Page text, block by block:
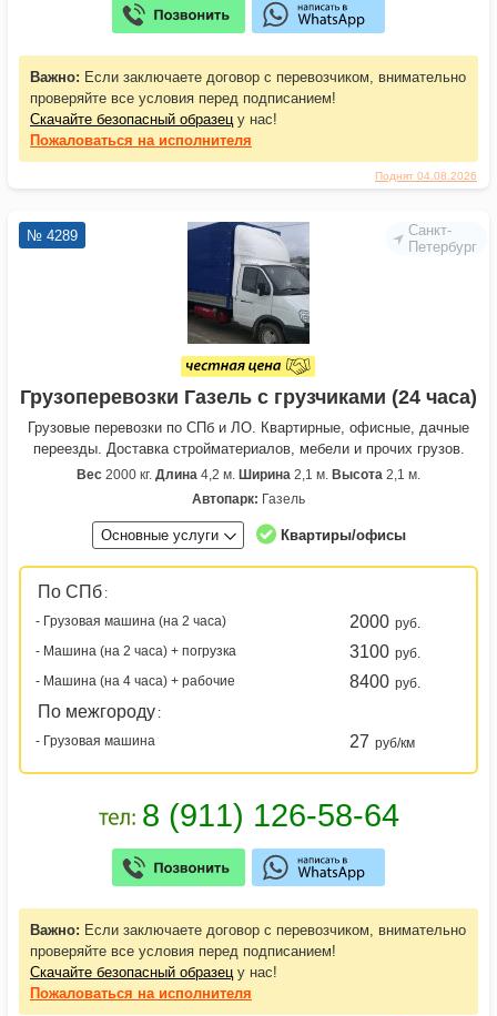
Поднят 04.08.2026
Важно: Если заключаете договор с перевозчиком, внимательно
проверяйте все условия перед подписанием!
Скачайте безопасный образецу нас!
Пожаловаться на исполнителя
Санкт-
Петербург
№ 4289
Грузоперевозки Газель с грузчиками (24 часа)
Грузовые перевозки по СПб и ЛО. Квартирные, офисные, дачные
переезды. Доставка стройматериалов, мебели и прочих грузов.
Вес 2000 кг. Длина 4,2 м. Ширина 2,1 м. Высота 2,1 м.
Автопарк: Газель
Основные услуги Квартиры/офисы
По СПб :
- Грузовая машина (на 2 часа)
2000 руб.
- Машина (на 2 часа) + погрузка
3100 руб.
- Машина (на 4 часа) + рабочие
8400 руб.
По межгороду :
- Грузовая машина
27 руб/км
Важно: Если заключаете договор с перевозчиком, внимательно
проверяйте все условия перед подписанием!
Скачайте безопасный образец у нас!
Пожаловаться на исполнителя